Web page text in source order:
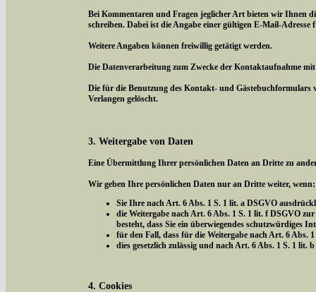
Bei Kommentaren und Fragen jeglicher Art bieten wir Ihnen
schreiben. Dabei ist die Angabe einer gültigen E-Mail-
Weitere Angaben können freiwillig getätigt werden.
Die Datenverarbeitung zum Zwecke der Kontaktaufnahme
Die für die Benutzung des Kontakt- und Gästebuchformulars
Verlangen gelöscht.
3. Weitergabe von Daten
Eine Übermittlung Ihrer persönlichen Daten an Dritte zu
Wir geben Ihre persönlichen Daten nur an Dritte weiter, wenn:
Sie Ihre nach Art. 6 Abs. 1 S. 1 lit. a DSGVO
die Weitergabe nach Art. 6 Abs. 1 S. 1 lit. f DSGVO
besteht, dass Sie ein überwiegendes schutzwürdiges
für den Fall, dass für die Weitergabe nach Art. 6 Abs.
dies gesetzlich zulässig und nach Art. 6 Abs. 1 S. 1
4. Cookies